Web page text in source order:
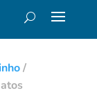
/